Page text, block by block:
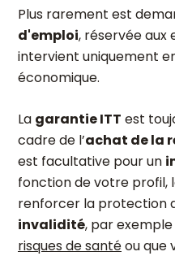
Plus rarement est
d'emploi, réservée aux
intervient uniquement
économique.
La garantie ITT est
cadre de l’achat de la
est facultative pour un
fonction de votre profil,
renforcer la protection
invalidité, par
risques de santéou que